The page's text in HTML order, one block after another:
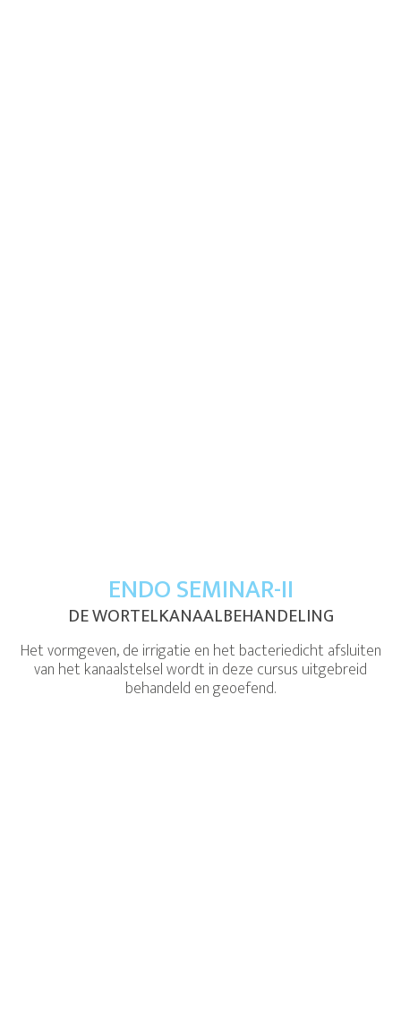
ENDO SEMINAR-II
DE WORTELKANAALBEHANDELING
Het vormgeven, de irrigatie en het bacteriedicht afsluiten
van het kanaalstelsel wordt in deze cursus uitgebreid
behandeld en geoefend.